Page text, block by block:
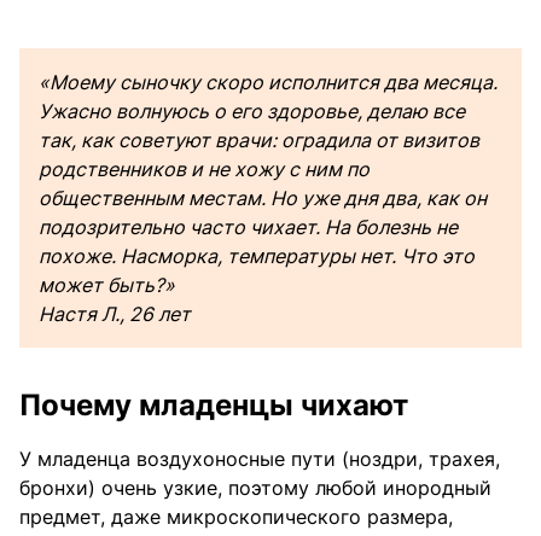
«Моему сыночку скоро исполнится два месяца.
Ужасно волнуюсь о его здоровье, делаю все
так, как советуют врачи: оградила от визитов
родственников и не хожу с ним по
общественным местам. Но уже дня два, как он
подозрительно часто чихает. На болезнь не
похоже. Насморка, температуры нет. Что это
может быть?»
Настя Л., 26 лет
Почему младенцы чихают
У младенца воздухоносные пути (ноздри, трахея,
бронхи) очень узкие, поэтому любой инородный
предмет, даже микроскопического размера,